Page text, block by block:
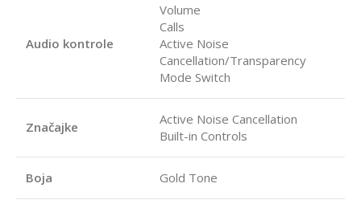
Audio kontrole
Volume
Calls
Active Noise
Cancellation/Transparency
Mode Switch
Značajke
Active Noise Cancellation
Built-in Controls
Boja Gold Tone